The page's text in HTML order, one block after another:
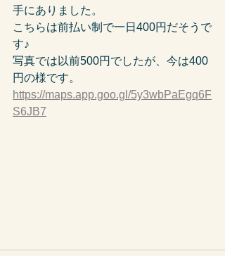
手にありました。
こちらは前払い制で一日400円だそうで
す♪
写真では以前500円でしたが、今は400
円の様です。
https://maps.app.goo.gl/5y3wbPaEgq6F
S6JB7